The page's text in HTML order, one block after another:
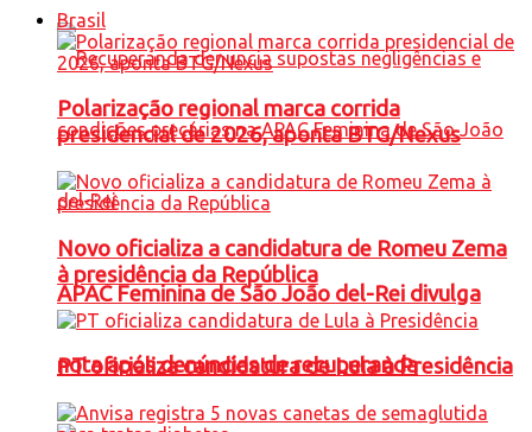
APAC Feminina de São João del-Rei divulga
nota após denúncias de recuperanda
Brasil
Polarização regional marca corrida
presidencial de 2026, aponta BTG/Nexus
Novo oficializa a candidatura de Romeu Zema
à presidência da República
PT oficializa candidatura de Lula à Presidência